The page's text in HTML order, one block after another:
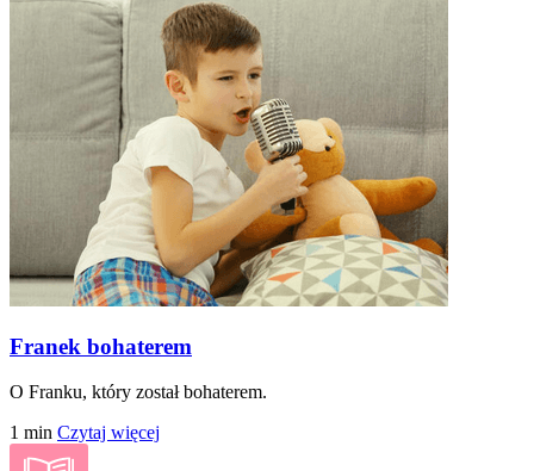
Franek bohaterem
O Franku, który został bohaterem.
1 min Czytaj więcej